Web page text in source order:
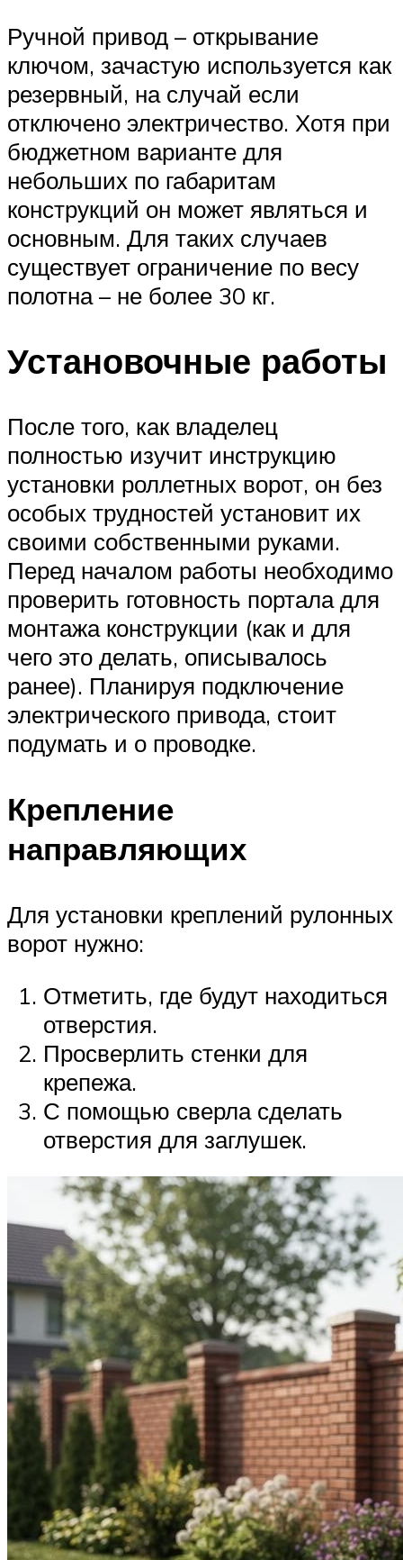
Ручной привод – открывание
ключом, зачастую используется как
резервный, на случай если
отключено электричество. Хотя при
бюджетном варианте для
небольших по габаритам
конструкций он может являться и
основным. Для таких случаев
существует ограничение по весу
полотна – не более 30 кг.
Установочные работы
После того, как владелец
полностью изучит инструкцию
установки роллетных ворот, он без
особых трудностей установит их
своими собственными руками.
Перед началом работы необходимо
проверить готовность портала для
монтажа конструкции (как и для
чего это делать, описывалось
ранее). Планируя подключение
электрического привода, стоит
подумать и о проводке.
Крепление
направляющих
Для установки креплений рулонных
ворот нужно:
Отметить, где будут находиться
отверстия.
Просверлить стенки для
крепежа.
С помощью сверла сделать
отверстия для заглушек.